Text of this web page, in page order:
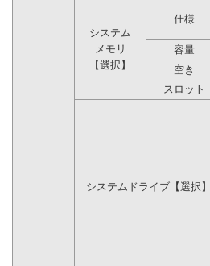
システム
メモリ
【選択】
仕様
容量
空き
スロット
システムドライブ【選択】